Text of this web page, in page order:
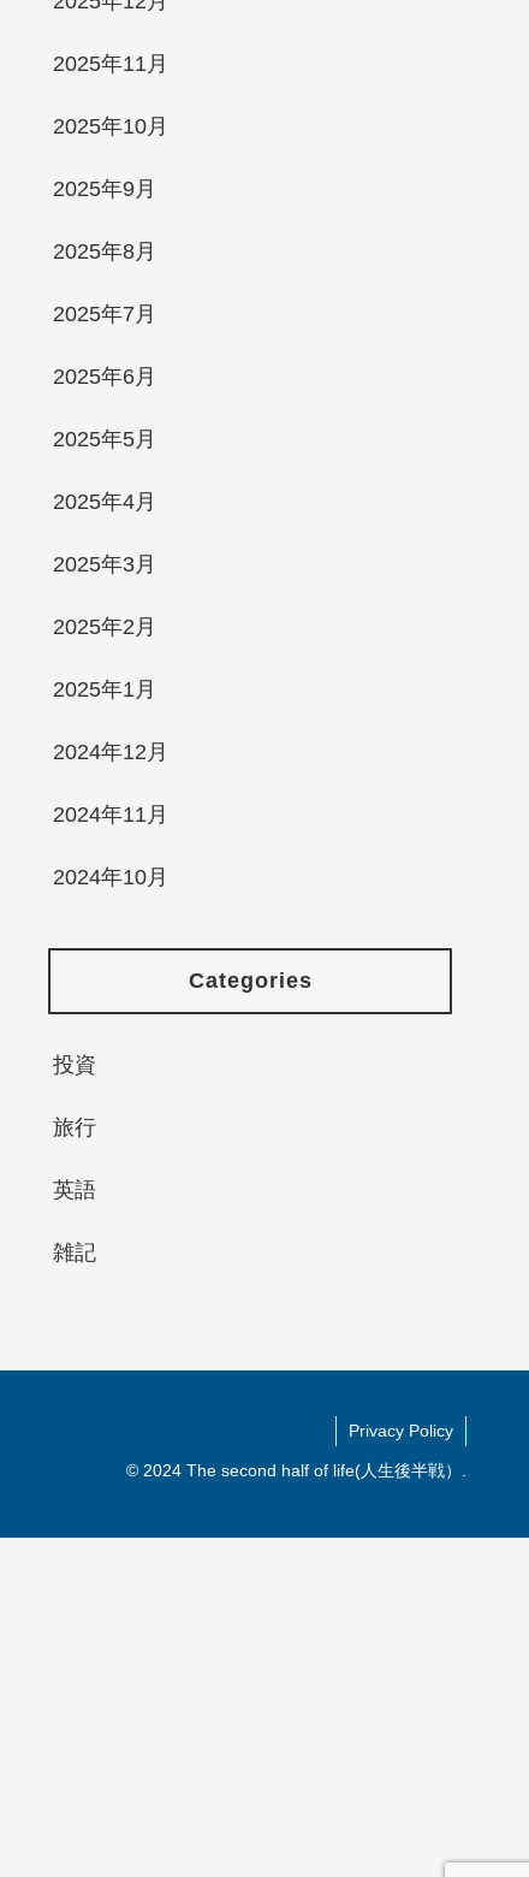
2025年11月
2025年10月
2025年9月
2025年8月
2025年7月
2025年6月
2025年5月
2025年4月
2025年3月
2025年2月
2025年1月
2024年12月
2024年11月
2024年10月
Categories
投資
旅行
英語
雑記
Privacy Policy
© 2024 The second half of life(人生後半戦）.